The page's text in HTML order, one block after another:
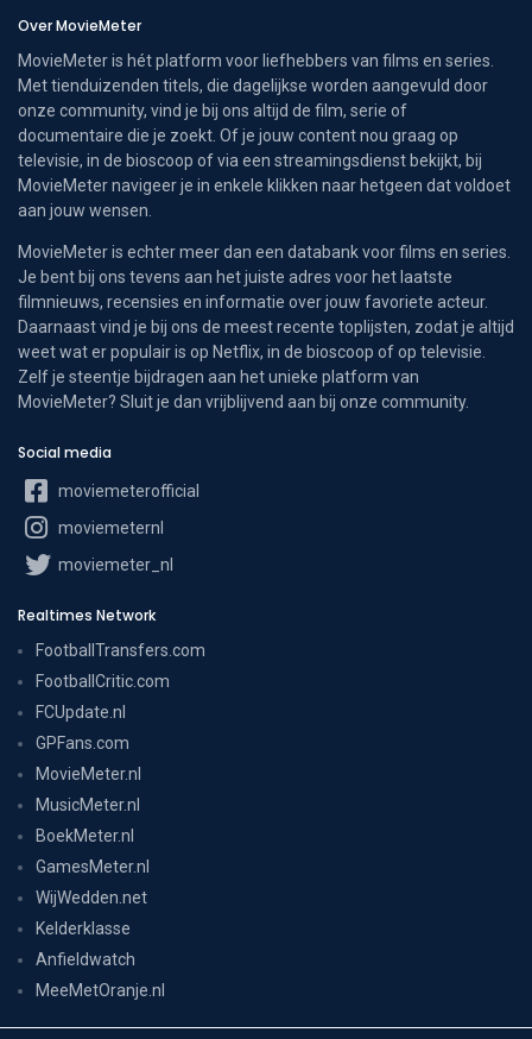
Over MovieMeter
MovieMeter is hét platform voor liefhebbers van films en series.
Met tienduizenden titels, die dagelijkse worden aangevuld door
onze community, vind je bij ons altijd de film, serie of
documentaire die je zoekt. Of je jouw content nou graag op
televisie, in de bioscoop of via een streamingsdienst bekijkt, bij
MovieMeter navigeer je in enkele klikken naar hetgeen dat voldoet
aan jouw wensen.
MovieMeter is echter meer dan een databank voor films en series.
Je bent bij ons tevens aan het juiste adres voor het laatste
filmnieuws, recensies en informatie over jouw favoriete acteur.
Daarnaast vind je bij ons de meest recente toplijsten, zodat je altijd
weet wat er populair is op Netflix, in de bioscoop of op televisie.
Zelf je steentje bijdragen aan het unieke platform van
MovieMeter? Sluit je dan vrijblijvend aan bij onze community.
Social media
moviemeterofficial
moviemeternl
moviemeter_nl
Realtimes Network
FootballTransfers.com
FootballCritic.com
FCUpdate.nl
GPFans.com
MovieMeter.nl
MusicMeter.nl
BoekMeter.nl
GamesMeter.nl
WijWedden.net
Kelderklasse
Anfieldwatch
MeeMetOranje.nl